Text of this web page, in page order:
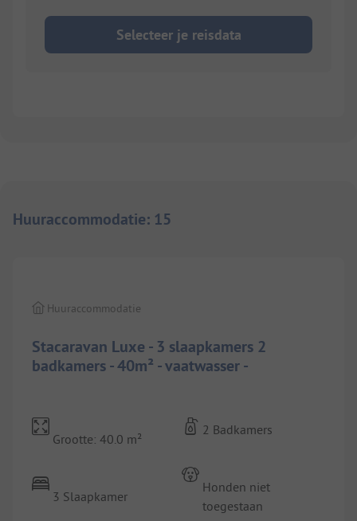
Selecteer je reisdata
Huuraccommodatie: 15
Stacaravan Luxe - 3 slaapkamers 2
badkamers - 40m² - vaatwasser -
Huuraccommodatie
Grootte: 40.0 m²
3 Slaapkamer
2 Badkamers
Honden niet
toegestaan